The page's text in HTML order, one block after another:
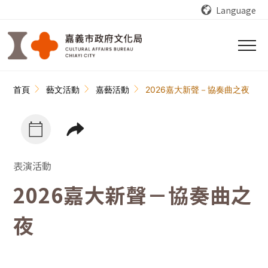
Language
首頁 藝文活動 嘉藝活動 2026嘉大新聲－協奏曲之夜
表演活動
2026嘉大新聲－協奏曲之
夜